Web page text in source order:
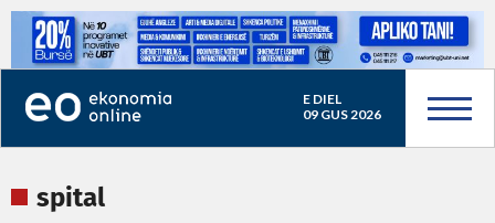
E DIEL
09 GUS 2026
spital